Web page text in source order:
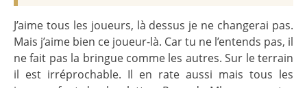
J’aime tous les joueurs, là dessus je ne changerai pas.
Mais j’aime bien ce joueur-là. Car tu ne l’entends pas, il
ne fait pas la bringue comme les autres. Sur le terrain
il est irréprochable. Il en rate aussi mais tous les